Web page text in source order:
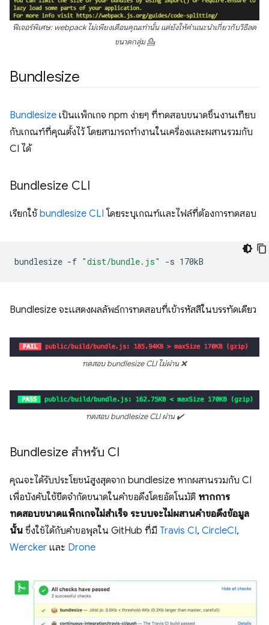
ฟีเจอร์พิเศษ: webpack ไม่เพียงเตือนคุณเท่านั้น แต่ยังให้คำแนะนำเกี่ยวกับวิธีลด
ขนาดกลุ่ม 💁
Bundlesize
Bundlesize เป็นแพ็กเกจ npm ง่ายๆ ที่ทดสอบขนาดชิ้นงานเทียบ
กับเกณฑ์ที่คุณตั้งไว้ โดยสามารถทํางานในเครื่องและผสานรวมกับ
CI ได้
Bundlesize CLI
เรียกใช้ bundlesize CLI โดยระบุเกณฑ์และไฟล์ที่ต้องการทดสอบ
bundlesize -f "dist/bundle.js" -s
Bundlesize จะแสดงผลลัพธ์การทดสอบที่เข้ารหัสสีในบรรทัดเดียว
ทดสอบ bundlesize CLI ไม่ผ่าน ❌
ทดสอบ bundlesize CLI ผ่าน ✔️
Bundlesize สำหรับ CI
คุณจะได้รับประโยชน์สูงสุดจาก bundlesize หากผสานรวมกับ CI
เพื่อบังคับใช้ขีดจำกัดขนาดในคำขอดึงโดยอัตโนมัติ หากการ
ทดสอบขนาดแพ็กเกจไม่สำเร็จ ระบบจะไม่ผสานคําขอดึงข้อมูล
นั้น ซึ่งใช้ได้กับคำขอพุลใน GitHub ที่มี Travis CI, CircleCI,
Wercker และ Drone